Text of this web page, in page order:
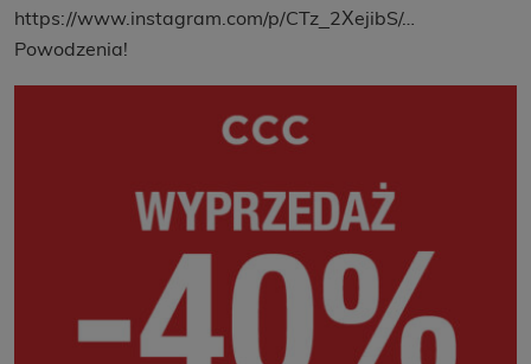
https://www.instagram.com/p/CTz_2XejibS/…
Powodzenia!